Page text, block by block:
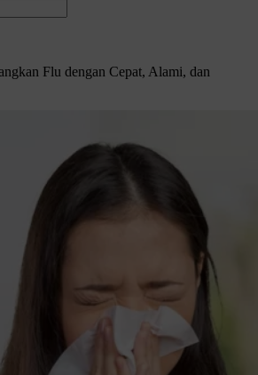
Flu dengan Cepat, Alami, dan